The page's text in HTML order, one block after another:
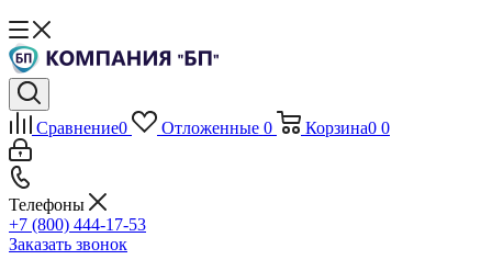
Сравнение0 Отложенные 0 Корзина0 0
Телефоны
+7 (800) 444-17-53
Заказать звонок